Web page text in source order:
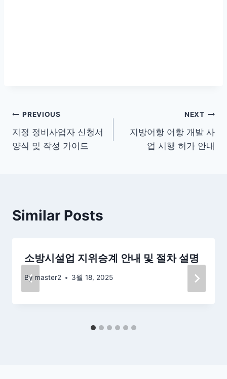
글
탐
PREVIOUS
지정 정비사업자 신청서
양식 및 작성 가이드
NEXT
지방어항 어항 개발 사
업 시행 허가 안내
Similar Posts
소방시설업 지위승계 안내 및 절차 설명
By master2 3월 18, 2025